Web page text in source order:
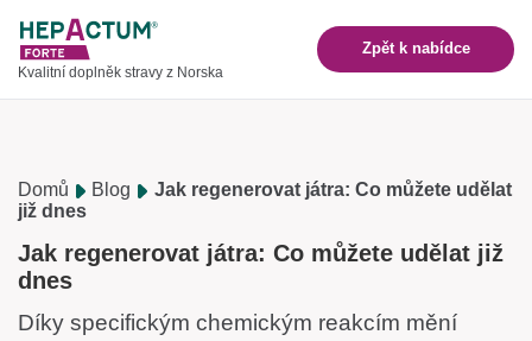
Kvalitní doplněk stravy z Norska
Zpět k nabídce
Domů Blog
Jak regenerovat játra: Co můžete udělat
již dnes
Jak regenerovat játra: Co můžete udělat již
dnes
Díky specifickým chemickým reakcím mění